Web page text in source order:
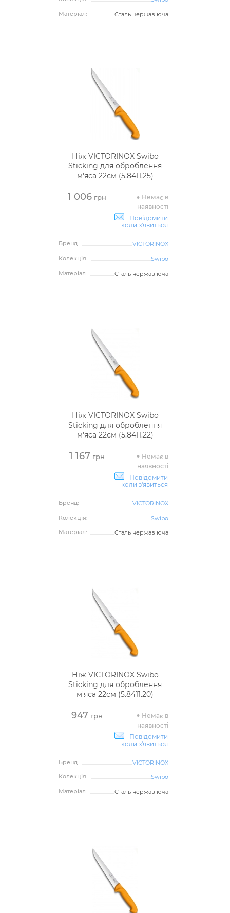
Матеріал:
Сталь нержавіюча
Ніж VICTORINOX Swibo
Sticking для оброблення
м'яса 22см (5.8411.25)
1 006грн
Немає в
наявності
Повідомити
коли з'явиться
Бренд:
VICTORINOX
Колекція:
Swibo
Матеріал:
Сталь нержавіюча
Ніж VICTORINOX Swibo
Sticking для оброблення
м'яса 22см (5.8411.22)
1 167 грн
Немає в
наявності
Повідомити
коли з'явиться
Бренд:
VICTORINOX
Колекція:
Swibo
Матеріал:
Сталь нержавіюча
Ніж VICTORINOX Swibo
Sticking для оброблення
м'яса 22см (5.8411.20)
947 грн
Немає в
наявності
Повідомити
коли з'явиться
Бренд:
VICTORINOX
Колекція:
Swibo
Матеріал:
Сталь нержавіюча